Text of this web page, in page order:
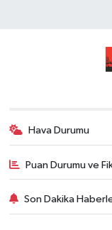
Hava Durumu
Puan Durumu ve
Son Dakika